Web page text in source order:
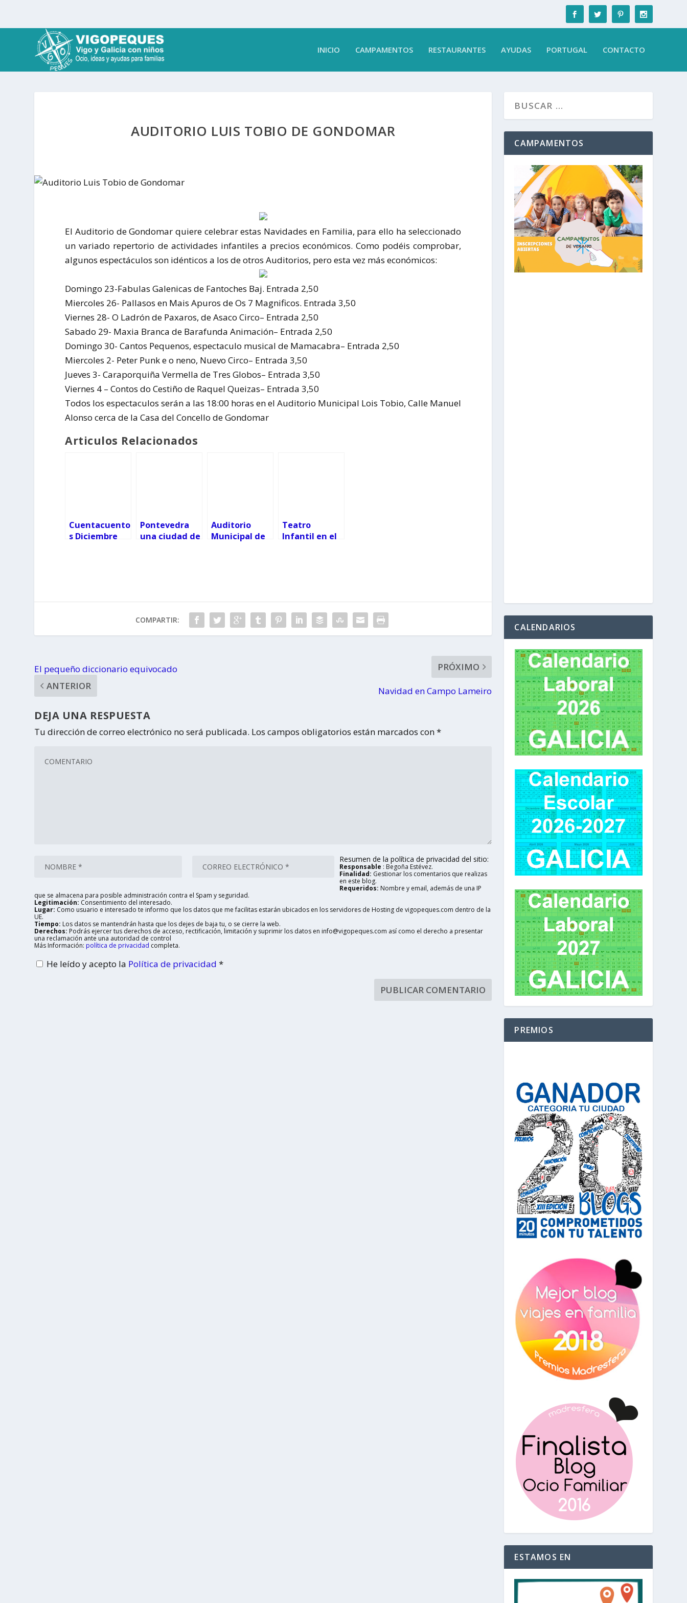
INICIO CAMPAMENTOS RESTAURANTES AYUDAS PORTUGAL CONTACTO
AUDITORIO LUIS TOBIO DE GONDOMAR
El Auditorio de Gondomar quiere celebrar estas Navidades en Familia, para ello ha seleccionado
un variado repertorio de actividades infantiles a precios económicos. Como podéis comprobar,
algunos espectáculos son idénticos a los de otros Auditorios, pero esta vez más económicos:
Domingo 23-Fabulas Galenicas de Fantoches Baj. Entrada 2,50
Miercoles 26- Pallasos en Mais Apuros deOs 7 Magnificos. Entrada 3,50
Viernes 28- O Ladrón de Paxaros, deAsaco Circo– Entrada 2,50
Sabado 29- Maxia Branca de Barafunda Animación– Entrada 2,50
Domingo 30- Cantos Pequenos, espectaculo musical de Mamacabra– Entrada 2,50
Miercoles 2- Peter Punk e o neno, Nuevo Circo– Entrada 3,50
Jueves 3- Caraporquiña Vermella de Tres Globos– Entrada 3,50
Viernes 4 – Contos do Cestiño de Raquel Queizas– Entrada 3,50
Todos los espectaculos serán a las 18:00 horas en el Auditorio Municipal Lois Tobio, Calle Manuel
Alonso cerca de la Casa del Concello de Gondomar
Articulos Relacionados
Cuentacuento
s Diciembre
Pontevedra
una ciudad de
Auditorio
Municipal de
Teatro
Infantil en el
COMPARTIR:
El pequeño diccionario equivocado
ANTERIOR
PRÓXIMO
Navidad en Campo Lameiro
DEJA UNA RESPUESTA
Tu dirección de correo electrónico no será publicada. Los campos obligatorios están marcados con*
Resumen de la política de privacidad del sitio:
Responsable : Begoña Estévez.
Finalidad: Gestionar los comentarios que realizas
en este blog.
Requeridos: Nombre y email, además de una IP
que se almacena para posible administración contra el Spam y seguridad.
Legitimación: Consentimiento del interesado.
Lugar: Como usuario e interesado te informo que los datos que me facilitas estarán ubicados en los servidores de Hosting de vigopeques.com dentro de la
UE.
Tiempo: Los datos se mantendrán hasta que los dejes de baja tu, o se cierre la web.
Derechos: Podrás ejercer tus derechos de acceso, rectificación, limitación y suprimir los datos en info@vigopeques.com así como el derecho a presentar
una reclamación ante una autoridad de control
Más Información: política de privacidad completa.
He leído y acepto la Política de privacidad*
CAMPAMENTOS
CALENDARIOS
PREMIOS
ESTAMOS EN